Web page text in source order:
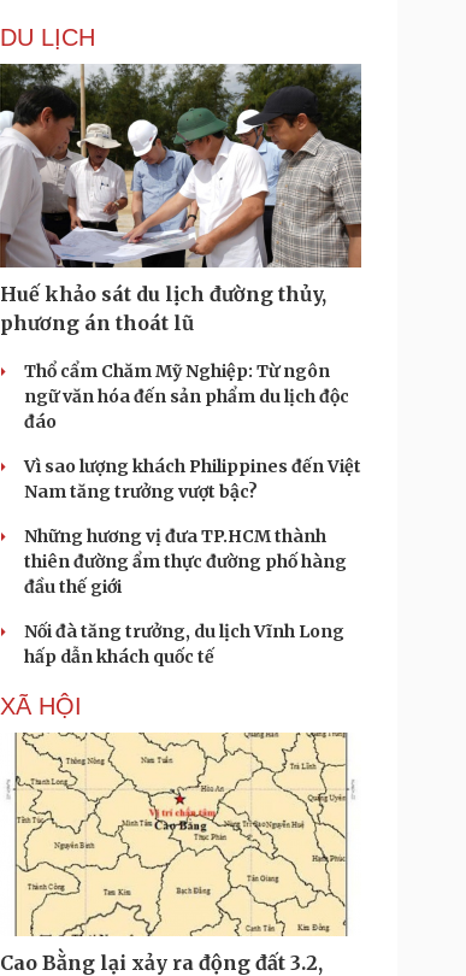
DU LỊCH
Huế khảo sát du lịch đường thủy,
phương án thoát lũ
Thổ cẩm Chăm Mỹ Nghiệp: Từ ngôn
ngữ văn hóa đến sản phẩm du lịch độc
đáo
Vì sao lượng khách Philippines đến Việt
Nam tăng trưởng vượt bậc?
Những hương vị đưa TP.HCM thành
thiên đường ẩm thực đường phố hàng
đầu thế giới
Nối đà tăng trưởng, du lịch Vĩnh Long
hấp dẫn khách quốc tế
XÃ HỘI
Cao Bằng lại xảy ra động đất 3.2,